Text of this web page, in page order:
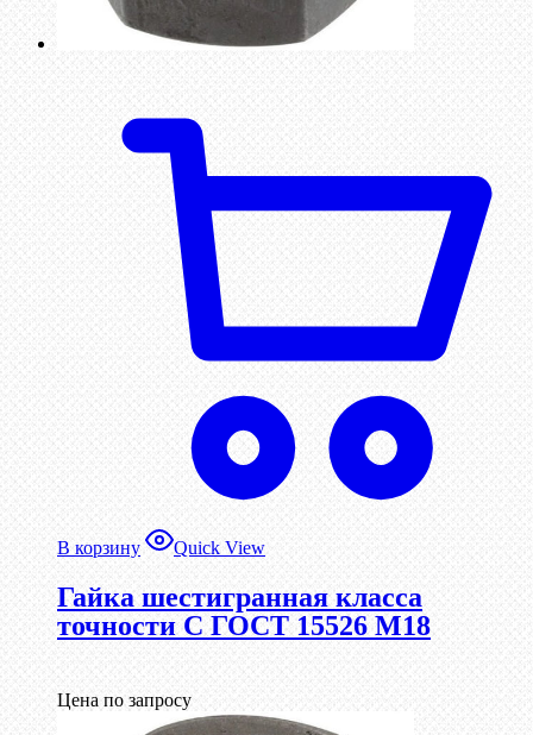
В корзину Quick View
Гайка шестигранная класса
точности С ГОСТ 15526 М18
Цена по запросу